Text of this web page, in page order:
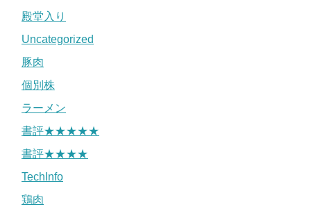
殿堂入り
Uncategorized
豚肉
個別株
ラーメン
書評★★★★★
書評★★★★
TechInfo
鶏肉